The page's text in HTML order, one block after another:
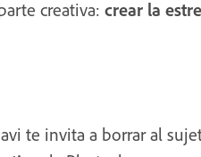
creativa: crear la
te invita a borrar al